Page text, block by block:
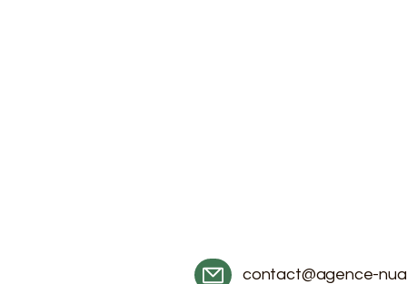
contact@agence-